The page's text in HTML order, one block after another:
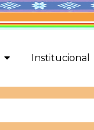
Institucional